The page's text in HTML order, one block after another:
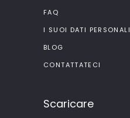
FAQ
I SUOI DATI PERSONALI
BLOG
CONTATTATECI
Scaricare